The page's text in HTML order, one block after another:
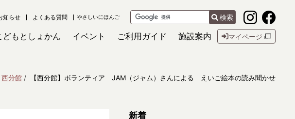
知らせ よくある質問 やさしいにほんご 検索
どもとしょかん イベント ご利用ガイド 施設案内 マイページ
西分館 【西分館】ボランティア JAM（ジャム）さんによる えいご絵本の読み聞かせ
新着